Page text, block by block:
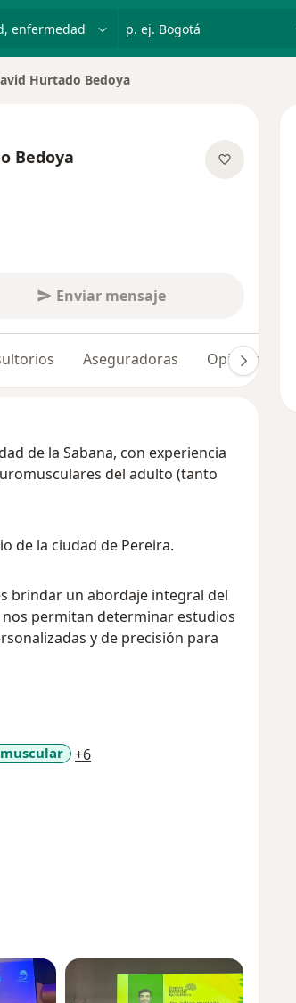
p. ej. Bogotá
Hurtado Bedoya
Bedoya
Enviar mensaje
Aseguradoras Opiniones (11)
de la Sabana, con experiencia
del adulto (tanto
de la ciudad de Pereira.
brindar un abordaje integral del
permitan determinar estudios
y de precisión para
+6a11y_sr_more_diseases